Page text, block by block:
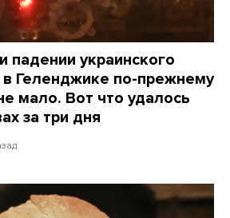
падении украинского
Геленджике по-прежнему
мало. Вот что удалось
за три дня